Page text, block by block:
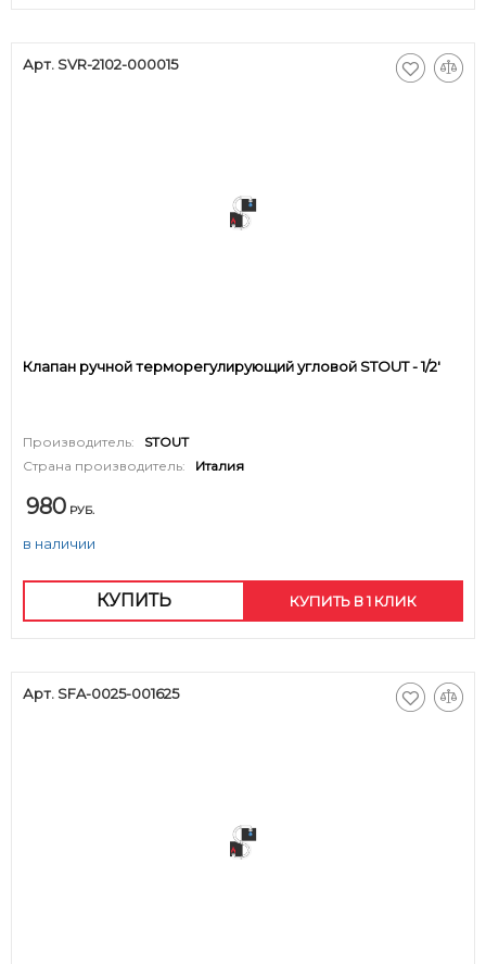
Арт. SVR-2102-000015
Клапан ручной терморегулирующий угловой STOUT - 1/2'
Производитель:
STOUT
Страна производитель:
Италия
980 РУБ.
в наличии
КУПИТЬ КУПИТЬ В 1 КЛИК
Арт. SFA-0025-001625